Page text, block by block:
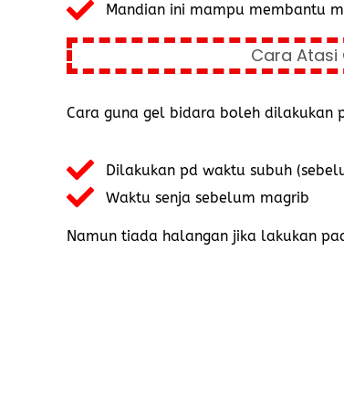
Mandian ini mampu membantu
Cara Atasi
Cara guna gel bidara boleh dilakukan
Dilakukan pd waktu subuh
Waktu senja sebelum magrib
Namun tiada halangan jika lakukan